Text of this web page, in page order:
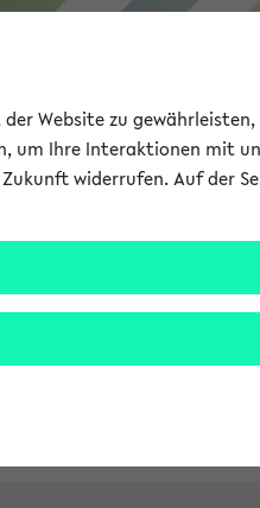
Website zu
um Ihre Interaktionen mit
widerrufen. Auf der